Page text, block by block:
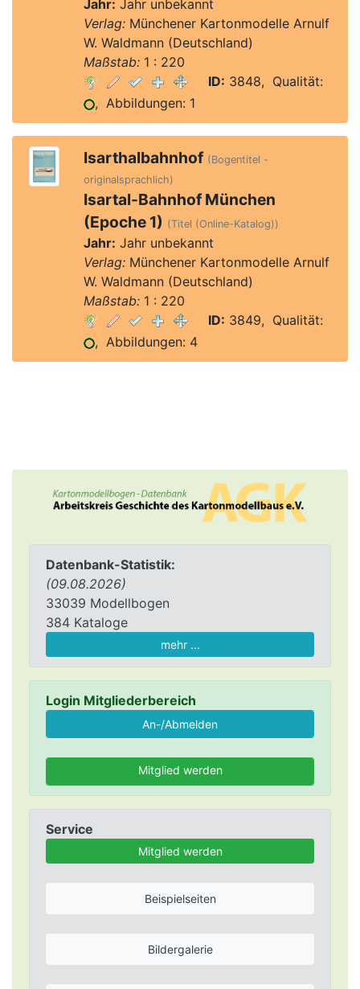
Datenbank-Statistik:
(09.08.2026)
33039 Modellbogen
384 Kataloge
mehr ...
Login Mitgliederbereich
Mitglied werden
Service
Mitglied werden
Beispielseiten
Bildergalerie
Jahr: Jahr unbekannt
Verlag:Münchener Kartonmodelle Arnulf
W. Waldmann (Deutschland)
Maßstab:1 : 220
ID: 3848, Qualität:
, Abbildungen: 1
Isarthalbahnhof (Bogentitel -
originalsprachlich)
Isartal-Bahnhof München
(Epoche 1) (Titel (Online-Katalog))
Jahr: Jahr unbekannt
Verlag:Münchener Kartonmodelle Arnulf
W. Waldmann (Deutschland)
Maßstab:1 : 220
ID: 3849, Qualität:
, Abbildungen: 4